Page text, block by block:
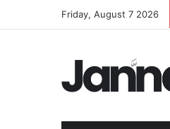
Friday, August 7 2026